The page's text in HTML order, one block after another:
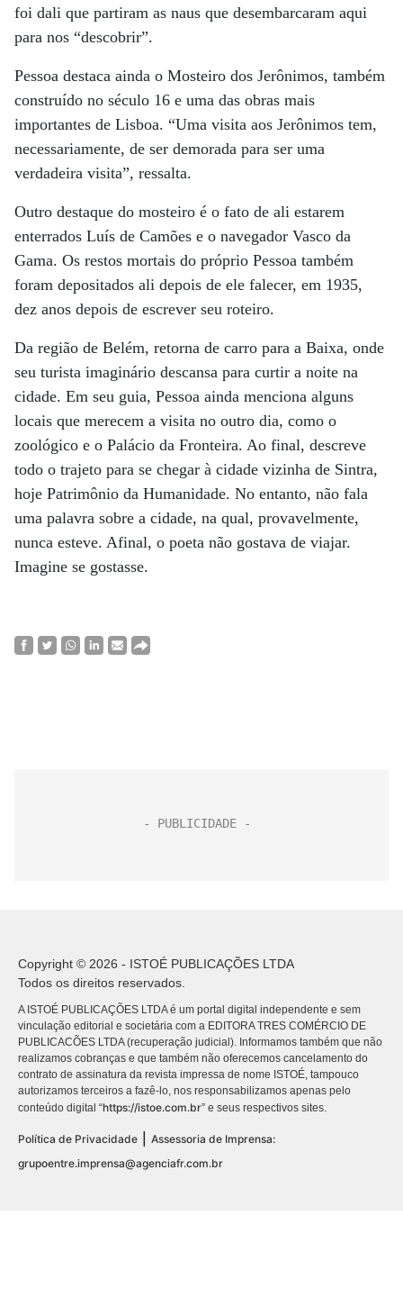
foi dali que partiram as naus que desembarcaram aqui
para nos “descobrir”.
Pessoa destaca ainda o Mosteiro dos Jerônimos, também
construído no século 16 e uma das obras mais
importantes de Lisboa. “Uma visita aos Jerônimos tem,
necessariamente, de ser demorada para ser uma
verdadeira visita”, ressalta.
Outro destaque do mosteiro é o fato de ali estarem
enterrados Luís de Camões e o navegador Vasco da
Gama. Os restos mortais do próprio Pessoa também
foram depositados ali depois de ele falecer, em 1935,
dez anos depois de escrever seu roteiro.
Da região de Belém, retorna de carro para a Baixa, onde
seu turista imaginário descansa para curtir a noite na
cidade. Em seu guia, Pessoa ainda menciona alguns
locais que merecem a visita no outro dia, como o
zoológico e o Palácio da Fronteira. Ao final, descreve
todo o trajeto para se chegar à cidade vizinha de Sintra,
hoje Patrimônio da Humanidade. No entanto, não fala
uma palavra sobre a cidade, na qual, provavelmente,
nunca esteve. Afinal, o poeta não gostava de viajar.
Imagine se gostasse.
Copyright © 2026 - ISTOÉ PUBLICAÇÕES LTDA
Todos os direitos reservados.
A ISTOÉ PUBLICAÇÕES LTDA é um portal digital independente e sem
vinculação editorial e societária com a EDITORA TRES COMÉRCIO DE
PUBLICACÕES LTDA (recuperação judicial). Informamos também que não
realizamos cobranças e que também não oferecemos cancelamento do
contrato de assinatura da revista impressa de nome ISTOÉ, tampouco
autorizamos terceiros a fazê-lo, nos responsabilizamos apenas pelo
conteúdo digital “https://istoe.com.br” e seus respectivos sites.
Política de Privacidade
Assessoria de Imprensa:
grupoentre.imprensa@agenciafr.com.br